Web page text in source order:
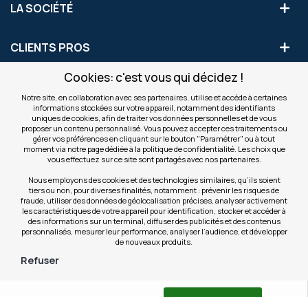
Cookies: c'est vous qui décidez !
Notre site, en collaboration avec ses partenaires, utilise et accède à certaines
informations stockées sur votre appareil, notamment des identifiants
uniques de cookies, afin de traiter vos données personnelles et de vous
proposer un contenu personnalisé. Vous pouvez accepter ces traitements ou
gérer vos préférences en cliquant sur le bouton "Paramétrer" ou à tout
moment via notre page dédiée à la politique de confidentialité. Les choix que
vous effectuez sur ce site sont partagés avec nos partenaires.
Nous employons des cookies et des technologies similaires, qu’ils soient
tiers ou non, pour diverses finalités, notamment : prévenir les risques de
fraude, utiliser des données de géolocalisation précises, analyser activement
les caractéristiques de votre appareil pour identification, stocker et accéder à
des informations sur un terminal, diffuser des publicités et des contenus
personnalisés, mesurer leur performance, analyser l’audience, et développer
de nouveaux produits.
Refuser
LA SOCIÉTÉ
CLIENTS PROS
S'INSCRIRE AUX OFFRES COMMERCIALES
Inscription
notre
newsletter
Valider
NOS SITES